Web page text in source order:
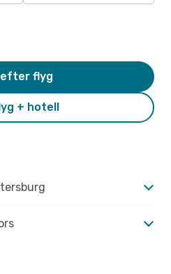
+ hotell
flyg